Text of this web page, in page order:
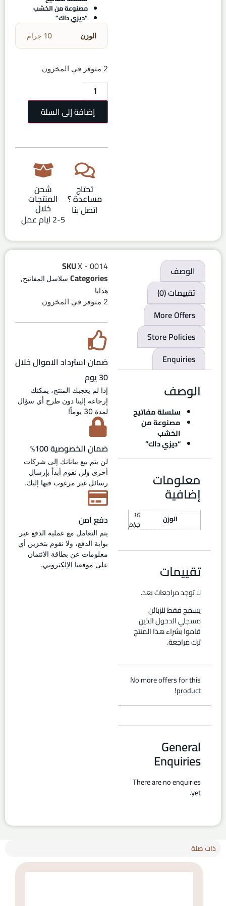
مصنوعة من الخشب
“ديزي داك”
الوزن 10 جرام
2 متوفر في المخزون
إضافة إلى السلة
تحتاج
مساعدة ؟
اتصل بنا
شحن
المنتجات
خلال
2-5 ايام عمل
الوصف
تقييمات (0)
More Offers
Store Policies
Enquiries
الوصف
سلسلة مفاتيح
مصنوعة من
الخشب
“ديزي داك”
معلومات
إضافية
الوزن 10
جرام
تقييمات
لا توجد مراجعات بعد.
يسمح فقط للزبائن
مسجلي الدخول الذين
قاموا بشراء هذا المنتج
ترك مراجعة.
No more offers for this
product!
General
Enquiries
There are no enquiries
yet.
SKUX - 0014
Categories سلاسل المفاتيح,
هدايا
2 متوفر في المخزون
ضمان استرداد الاموال خلال
30 يوم
إذا لم يعجبك المنتج، يمكنك
إرجاعه إلينا دون طرح أي سؤال
لمدة 30 يوماً!
ضمان الخصوصية 100%
لن يتم بيع بياناتك إلى شركات
أخرى ولن نقوم أبداً بإرسال
رسائل غير مرغوب فيها إليك.
دفع امن
يتم التعامل مع عملية الدفع عبر
بوابة الدفع، ولا نقوم بتخزين أي
معلومات عن بطاقة الائتمان
على موقعنا الإلكتروني.
ذات صلة